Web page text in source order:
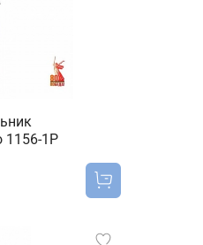
1156-1P